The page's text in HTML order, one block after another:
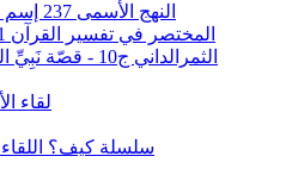
النهج الأسمى 237 إسم الله الواحد الأحد - اللقاء 6
المختصر في تفسير القرآن 261 سورة البقرة الأية 153
الثمرالداني ج10 - قصّة نَبِيِّ اللَّهِ يوسف عليه السّلام 51
لقاء
سلسلة كيف؟ اللقاء 110 - كيف أبيع وأشتري؟